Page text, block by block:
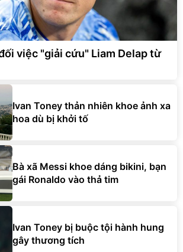
việc "giải cứu" Liam Delap từ
Ivan Toney thản nhiên khoe ảnh xa
hoa dù bị khởi tố
Bà xã Messi khoe dáng bikini, bạn
gái Ronaldo vào thả tim
Ivan Toney bị buộc tội hành hung
gây thương tích